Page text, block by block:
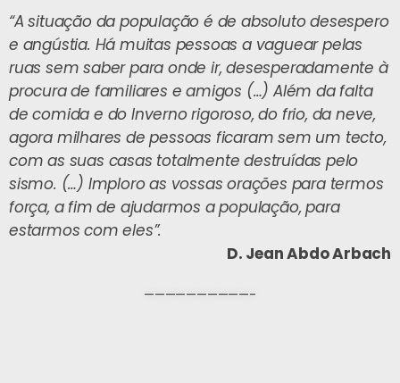
“A situação da população é de absoluto desespero
e angústia. Há muitas pessoas a vaguear pelas
ruas sem saber para onde ir, desesperadamente à
procura de familiares e amigos (…) Além da falta
de comida e do Inverno rigoroso, do frio, da neve,
agora milhares de pessoas ficaram sem um tecto,
com as suas casas totalmente destruídas pelo
sismo. (…) Imploro as vossas orações para termos
força, a fim de ajudarmos a população, para
estarmos com eles”.
D. Jean Abdo Arbach
——————————-